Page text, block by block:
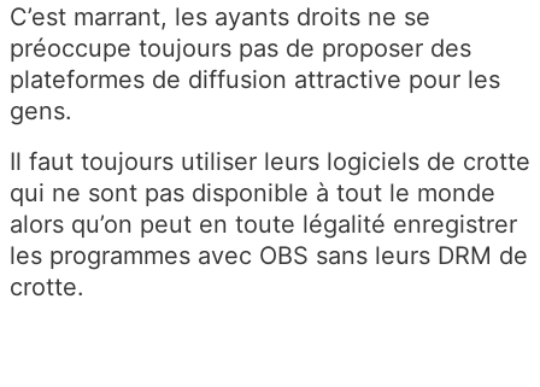
C’est marrant, les ayants droits ne se
préoccupe toujours pas de proposer des
plateformes de diffusion attractive pour les
gens.
Il faut toujours utiliser leurs logiciels de crotte
qui ne sont pas disponible à tout le monde
alors qu’on peut en toute légalité enregistrer
les programmes avec OBS sans leurs DRM de
crotte.